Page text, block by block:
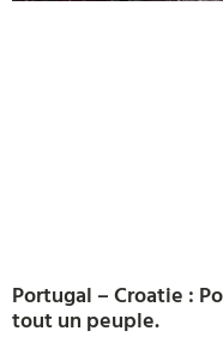
Portugal – Croatie :
tout un peuple.